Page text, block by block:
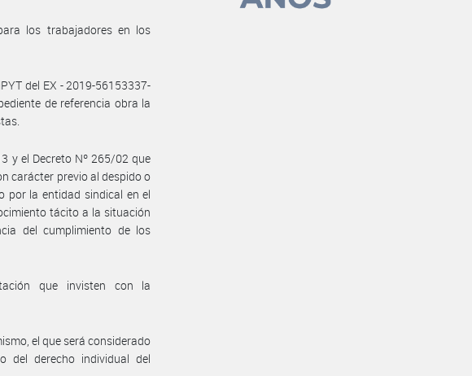
los trabajadores en los
del EX - 2019-56153337-
de referencia obra la
y el Decreto Nº 265/02 que
carácter previo al despido o
por la entidad sindical en el
tácito a la situación
del cumplimiento de los
que invisten con la
el que será considerado
del derecho individual del